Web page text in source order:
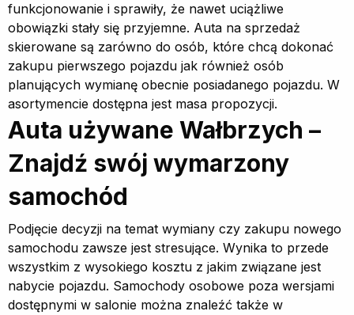
funkcjonowanie i sprawiły, że nawet uciążliwe
obowiązki stały się przyjemne. Auta na sprzedaż
skierowane są zarówno do osób, które chcą dokonać
zakupu pierwszego pojazdu jak również osób
planujących wymianę obecnie posiadanego pojazdu. W
asortymencie dostępna jest masa propozycji.
Auta używane Wałbrzych –
Znajdź swój wymarzony
samochód
Podjęcie decyzji na temat wymiany czy zakupu nowego
samochodu zawsze jest stresujące. Wynika to przede
wszystkim z wysokiego kosztu z jakim związane jest
nabycie pojazdu. Samochody osobowe poza wersjami
dostępnymi w salonie można znaleźć także w